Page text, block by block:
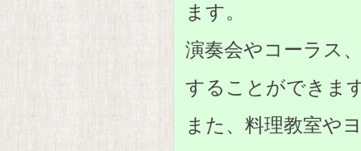
ます。
演奏会やコーラス
することができま
また、料理教室や